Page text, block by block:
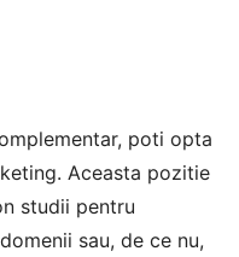
poti opta
Aceasta pozitie
studii pentru
sau, de ce nu,